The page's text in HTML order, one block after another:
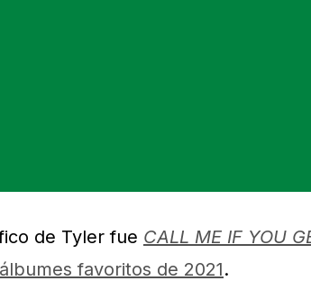
de Tyler fue CALL ME IF YOU
favoritos de 2021.